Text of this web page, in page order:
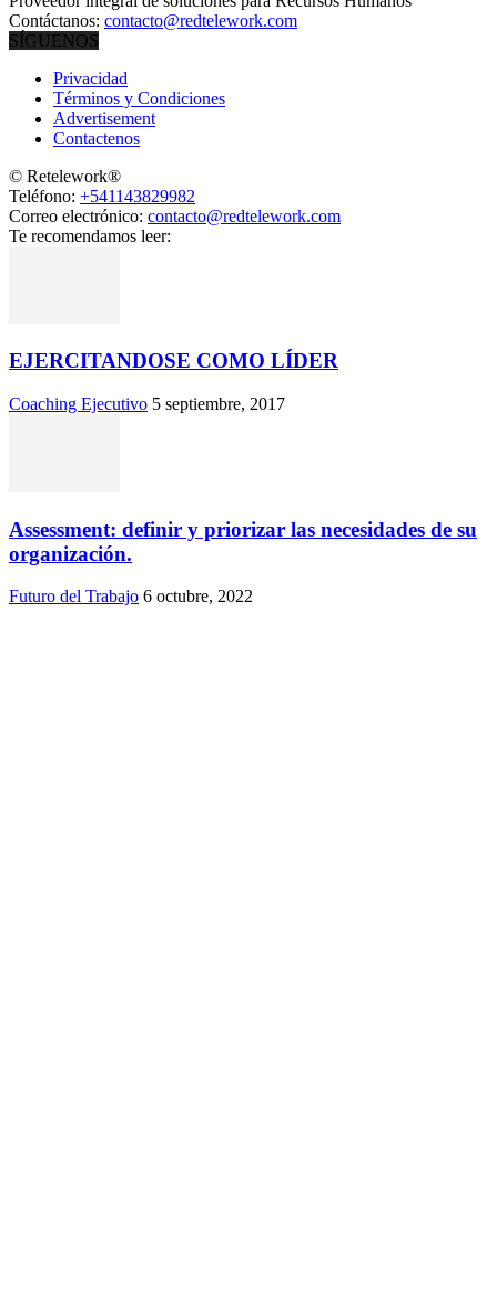
Contáctanos: contacto@redtelework.com
SÍGUENOS
Privacidad
Términos y Condiciones
Advertisement
Contactenos
© Retelework®
Teléfono: +541143829982
Correo electrónico: contacto@redtelework.com
Te recomendamos leer:
EJERCITANDOSE COMO LÍDER
Coaching Ejecutivo 5 septiembre, 2017
Assessment: definir y priorizar las necesidades de su
organización.
Futuro del Trabajo 6 octubre, 2022